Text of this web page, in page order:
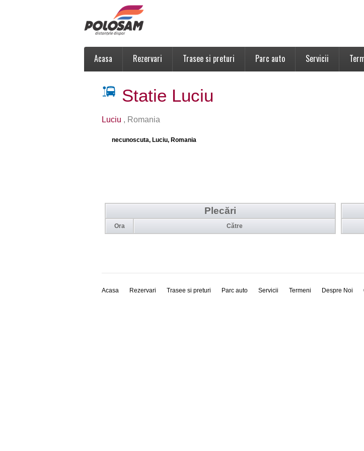
Acasa Rezervari Trasee si preturi Parc auto Servicii
Statie Luciu
Luciu , Romania
necunoscuta, Luciu, Romania
Plecări
Ora Către
Acasa Rezervari Trasee si preturi Parc auto Servicii Termeni Despre Noi